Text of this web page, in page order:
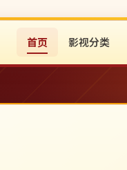
首页 影视分类